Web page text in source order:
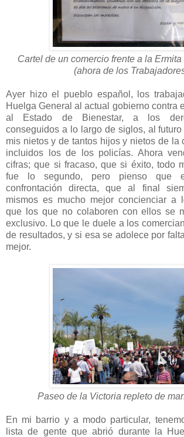
Cartel de un comercio frente a la
(ahora de los
Ayer hizo el pueblo español, los
Huelga General al actual gobierno contra
al Estado de Bienestar, a los
conseguidos a lo largo de siglos, al
mis nietos y de tantos hijos y nietos de la
incluidos los de los policías. Ahora
cifras; que si fracaso, que si éxito, todo
fue lo segundo, pero pienso que
confrontación directa, que al final
mismos es mucho mejor concienciar a
que los que no colaboren con ellos se
exclusivo. Lo que le duele a los
de resultados, y si esa se adolece por
mejor.
Paseo de la Victoria repleto de
En mi barrio y a modo particular,
lista de gente que abrió durante la